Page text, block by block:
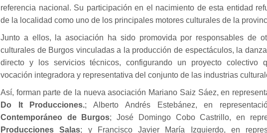
referencia nacional. Su participación en el nacimiento de esta entidad
de la localidad como uno de los principales motores culturales de la
Junto a ellos, la asociación ha sido promovida por responsables de
culturales de Burgos vinculadas a la producción de espectáculos, la
directo y los servicios técnicos, configurando un proyecto colectivo
vocación integradora y representativa del conjunto de las industrias
Así, forman parte de la nueva asociación Mariano Saiz Sáez, en
Do It Producciones.; Alberto Andrés Estebánez, en
Contemporáneo de Burgos; José Domingo Cobo Castrillo, en
Producciones Salas; y Francisco Javier María Izquierdo, en